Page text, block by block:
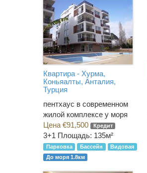
Квартира - Хурма,
Коньяалты, Анталия,
Турция
пентхаус в современном
жилой комплексе у моря
Цена €91,500
Кредит
3+1 Площадь: 135м²
Парковка Бассейн
Видовая
До моря 1.8км